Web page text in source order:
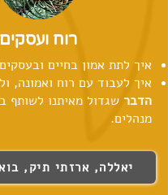
רוח ועסקים
איך לתת אמון בחיים
איך לעבוד עם רוח ואמונה,
הדבר שגדול מאיתנו לשותף
מנהלים.
יאללה, ארזתי תיק,